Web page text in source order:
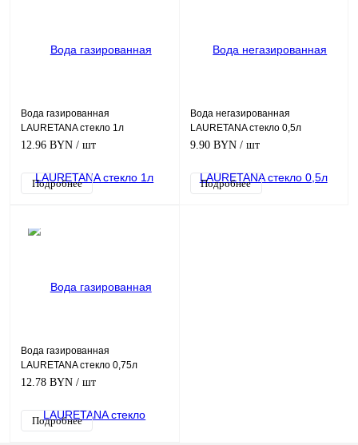
Вода газированная
LAURETANA стекло 1л
12.96 BYN / шт
Подробнее
Вода негазированная
LAURETANA стекло 0,5л
9.90 BYN / шт
Подробнее
Вода газированная
LAURETANA стекло 0,75л
12.78 BYN / шт
Подробнее